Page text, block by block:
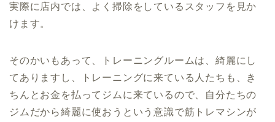
実際に店内では、よく掃除をしているスタッフを見か
けます。
そのかいもあって、トレーニングルームは、綺麗にし
てありますし、トレーニングに来ている人たちも、き
ちんとお金を払ってジムに来ているので、自分たちの
ジムだから綺麗に使おうという意識で筋トレマシンが